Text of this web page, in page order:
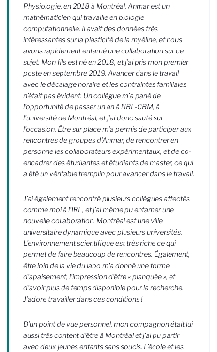
Physiologie, en 2018 à Montréal. Anmar est un
mathématicien qui travaille en biologie
computationnelle. Il avait des données très
intéressantes sur la plasticité de la myéline, et nous
avons rapidement entamé une collaboration sur ce
sujet. Mon fils est né en 2018, et j’ai pris mon premier
poste en septembre 2019. Avancer dans le travail
avec le décalage horaire et les contraintes familiales
n’était pas évident. Un collègue m’a parlé de
l’opportunité de passer un an à l’IRL-CRM, à
l’université de Montréal, et j’ai donc sauté sur
l’occasion. Être sur place m’a permis de participer aux
rencontres de groupes d’Anmar, de rencontrer en
personne les collaborateurs expérimentaux, et de co-
encadrer des étudiantes et étudiants de master, ce qui
a été un véritable tremplin pour avancer dans le travail.
J’ai également rencontré plusieurs collègues affectés
comme moi à l’IRL, et j’ai même pu entamer une
nouvelle collaboration. Montréal est une ville
universitaire dynamique avec plusieurs universités.
L’environnement scientifique est très riche ce qui
permet de faire beaucoup de rencontres. Également,
être loin de la vie du labo m'a donné une forme
d’apaisement, l’impression d’être « planquée », et
d’avoir plus de temps disponible pour la recherche.
J’adore travailler dans ces conditions !
D’un point de vue personnel, mon compagnon était lui
aussi très content d’être à Montréal et j’ai pu partir
avec deux jeunes enfants sans soucis. L’école et les